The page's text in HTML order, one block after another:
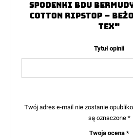
Spodenki BDU
Cotton Ripstop –
Tex”
Tytuł opinii
Twój adres e-mail nie zostanie
są oznaczone *
Twoja ocena *